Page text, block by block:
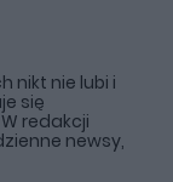
nikt nie lubi i
się
redakcji
newsy,